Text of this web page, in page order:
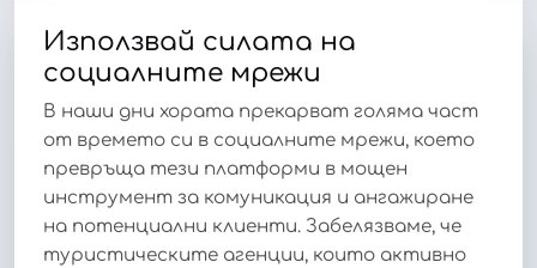
Използвай силата на
социалните мрежи
В наши дни хората прекарват голяма част
от времето си в социалните мрежи, което
превръща тези платформи в мощен
инструмент за комуникация и ангажиране
на потенциални клиенти. Забелязваме, че
туристическите агенции, които активно